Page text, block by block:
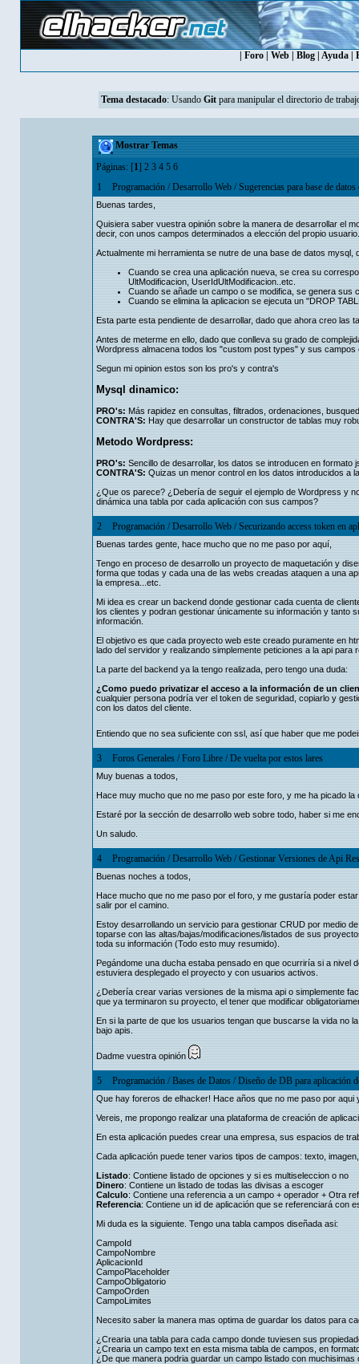
Foro| Web| Blog| Ayuda|
Tema destacado: Usando Git para manipular el directorio de
Mostrar Temas
Páginas: [1] 2 3 4 5 6
1
Programación/Desarrollo Web/Sugerencias para base de datos
Buenas tardes,
Quisiera saber vuestra opinión sobre la manera de desarrollar el
decir, con unos campos determinados a elección del propio usuario.
Actualmente mi herramienta se nutre de una base de datos mysql,
Cuando se crea una aplicación nueva, se crea su
UltModificacion, UserIdUltModificacion..etc.
Cuando se añade un campo o se modifica, se genera sus
Cuando se elimina la aplicacion se ejecuta un "DROP
Esta parte esta pendiente de desarrollar, dado que ahora creo las
Antes de meterme en ello, dado que conlleva su grado de
Wordpress almacena todos los "custom post types" y sus campos
Segun mi opinion estos son los pro's y contra's
Mysql dinamico:
PRO's: Más rapidez en consultas, filtrados, ordenaciones,
CONTRA'S: Hay que desarrollar un constructor de tablas muy
Metodo Wordpress:
PRO's: Sencillo de desarrollar, los datos se introducen en
CONTRA'S: Quizas un menor control en los datos introducidos a
¿Que os parece? ¿Debería de seguir el ejemplo de Wordpress y
dinámica una tabla por cada aplicación con sus campos?
2 Programación/Desarrollo Web/Securizando access token en
Buenas tardes gente, hace mucho que no me paso por aquí,
Tengo en proceso de desarrollo un proyecto de maquetación y
forma que todas y cada una de las webs creadas ataquen a una
la empresa...etc.
Mi idea es crear un backend donde gestionar cada cuenta de
los clientes y podran gestionar únicamente su información y tanto
información.
El objetivo es que cada proyecto web este creado puramente en
lado del servidor y realizando simplemente peticiones a la api para
La parte del backend ya la tengo realizada, pero tengo una duda:
¿Como puedo privatizar el acceso a la información de un
cualquier persona podría ver el token de seguridad, copiarlo y
con los datos del cliente.
Entiendo que no sea suficiente con ssl, así que haber que me
3 Foros Generales/Foro Libre/De vuelta por estos lares
Muy buenas a todos,
Hace muy mucho que no me paso por este foro, y me ha picado
Estaré por la sección de desarrollo web sobre todo, haber si me
Un saludo.
4 Programación/Desarrollo Web/Gestionar Versiones de Api
Buenas noches a todos,
Hace mucho que no me paso por el foro, y me gustaría poder
salir por el camino.
Estoy desarrollando un servicio para gestionar CRUD por medio
toparse con las altas/bajas/modificaciones/listados de sus
toda su información (Todo esto muy resumido).
Pegándome una ducha estaba pensado en que ocurriría si a nivel
estuviera desplegado el proyecto y con usuarios activos.
¿Debería crear varias versiones de la misma api o simplemente
que ya terminaron su proyecto, el tener que modificar
En si la parte de que los usuarios tengan que buscarse la vida no
bajo apis.
Dadme vuestra opinión
5 Programación/Bases de Datos/Diseño de DB para aplicación
Que hay foreros de elhacker! Hace años que no me paso por
Vereis, me propongo realizar una plataforma de creación de
En esta aplicación puedes crear una empresa, sus espacios de
Cada aplicación puede tener varios tipos de campos: texto,
Listado: Contiene listado de opciones y si es multiseleccion o no
Dinero: Contiene un listado de todas las divisas a escoger
Calculo: Contiene una referencia a un campo + operador + Otra
Referencia: Contiene un id de aplicación que se referenciará con
Mi duda es la siguiente. Tengo una tabla campos diseñada asi:
CampoId
CampoNombre
AplicacionId
CampoPlaceholder
CampoObligatorio
CampoOrden
CampoLimites
Necesito saber la manera mas optima de guardar los datos para
¿Crearia una tabla para cada campo donde tuviesen sus
¿Crearia un campo text en esta misma tabla de campos, en
¿De que manera podria guardar un campo listado con